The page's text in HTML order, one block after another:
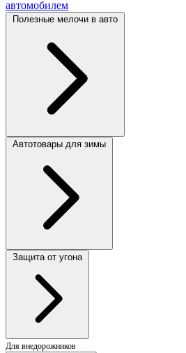
автомобилем
Полезные мелочи в авто
Автотовары для зимы
Защита от угона
Для внедорожников